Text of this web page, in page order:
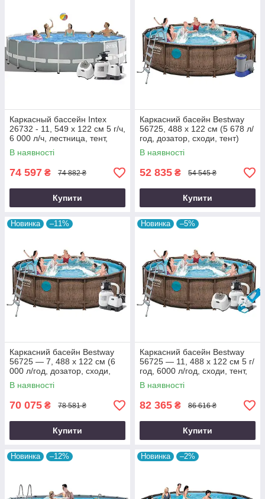
Каркасный бассейн Intex
26732 - 11, 549 x 122 см 5 г/ч,
6 000 л/ч, лестница, тент,
подстилка, набор для ухода
В наявності
74 597 ₴ 74 882 ₴
Купити
Каркасний басейн Bestway
56725, 488 х 122 см (5 678 л/
год, дозатор, сходи, тент)
В наявності
52 835 ₴ 54 545 ₴
Купити
Новинка –11%
Каркасний басейн Bestway
56725 — 7, 488 х 122 см (6
000 л/год, дозатор, сходи,
тент, підстилка)
В наявності
70 075 ₴ 78 581 ₴
Купити
Новинка –5%
Каркасний басейн Bestway
56725 — 11, 488 х 122 см 5 г/
год, 6000 л/год, сходи, тент,
підстилка, дозатор, набір
В наявності
82 365 ₴ 86 616 ₴
Купити
Новинка –12% Новинка –2%